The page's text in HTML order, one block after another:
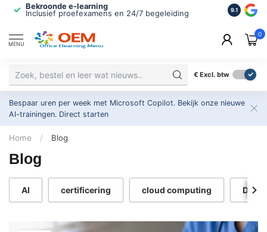
Bekroonde e-learning
Inclusief proefexamens en 24/7 begeleiding
ISO
2.500+
9.1
MENU
0
€ Excl. btw
Bespaar uren per week met Microsoft Copilot. Bekijk onze nieuwe
AI-trainingen. Direct starten
Home / Blog
Blog
AI certificering cloud computing Data